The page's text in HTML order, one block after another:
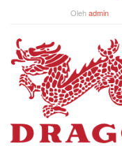
Olehadmin